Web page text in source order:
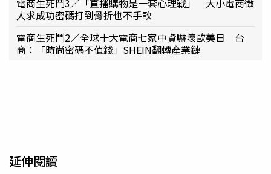
電商生死鬥3／「直播購物是一套心理戰」 大小電商徵
人求成功密碼打到骨折也不手軟
電商生死鬥2／全球十大電商七家中資嚇壞歐美日 台
商：「時尚密碼不值錢」SHEIN翻轉產業鏈
延伸閱讀